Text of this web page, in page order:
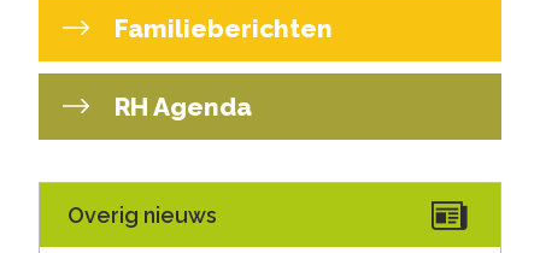
Familieberichten
RH Agenda
Overig nieuws